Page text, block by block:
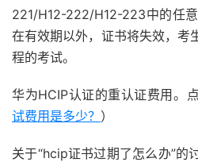
221/H12-222/H12-223中的任
在有效期以外，证书将失效，考
程的考试。
华为HCIP认证的重认证费用。
试费用是多少？ ）
关于“hcip证书过期了怎么办”的